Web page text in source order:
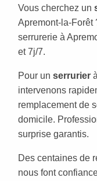
Vous cherchez un
Apremont-la-Forêt
serrurerie à
et 7j/7.
Pour un serrurier à
intervenons
remplacement de
domicile.
surprise garantis.
Des centaines de
nous font